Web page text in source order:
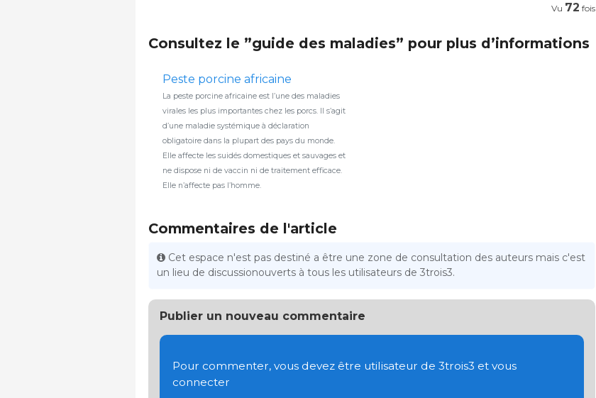
Vu 72 fois
Consultez le ”guide des maladies” pour plus d’informations
Peste porcine africaine
La peste porcine africaine est l’une des maladies
virales les plus importantes chez les porcs. Il s’agit
d’une maladie systémique à déclaration
obligatoire dans la plupart des pays du monde.
Elle affecte les suidés domestiques et sauvages et
ne dispose ni de vaccin ni de traitement efficace.
Elle n’affecte pas l’homme.
Commentaires de l'article
Cet espace n'est pas destiné a être une zone de consultation des auteurs mais c'est
un lieu de discussionouverts à tous les utilisateurs de 3trois3.
Publier un nouveau commentaire
Pour commenter, vous devez être utilisateur de 3trois3 et vous
connecter